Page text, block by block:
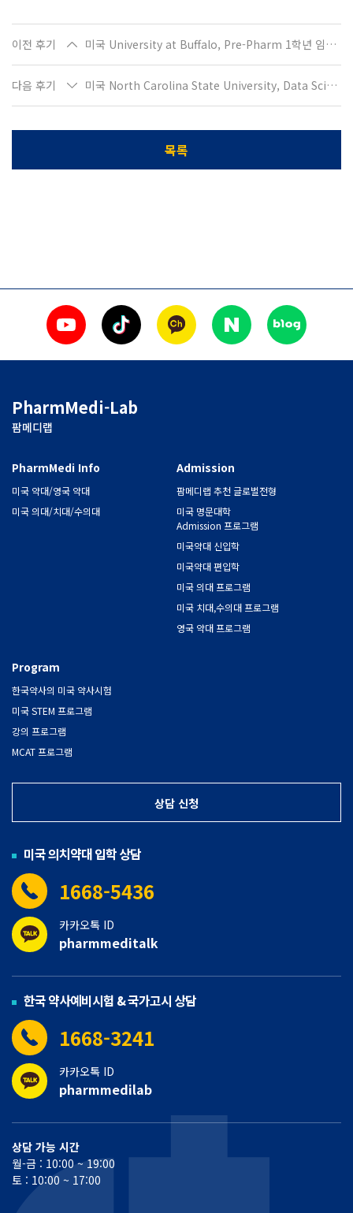
이전 후기 미국 University at Buffalo, Pre-Pharm 1학년 임O혁입니다
다음 후기 미국 North Carolina State University, Data Science 석사과정 입학하는 최O진입니다
목록
PharmMedi-Lab
팜메디랩
PharmMedi Info
미국 약대/영국 약대
미국 의대/치대/수의대
Admission
팜메디랩 추천 글로벌전형
미국 명문대학
Admission 프로그램
미국약대 신입학
미국약대 편입학
미국 의대 프로그램
미국 치대,수의대 프로그램
영국 약대 프로그램
Program
한국약사의 미국 약사시험
미국 STEM 프로그램
강의 프로그램
MCAT 프로그램
상담 신청
미국 의치약대 입학 상담
1668-5436
카카오톡 ID
pharmmeditalk
한국 약사예비시험 & 국가고시 상담
1668-3241
카카오톡 ID
pharmmedilab
상담 가능 시간
월-금 : 10:00 ~ 19:00
토 : 10:00 ~ 17:00